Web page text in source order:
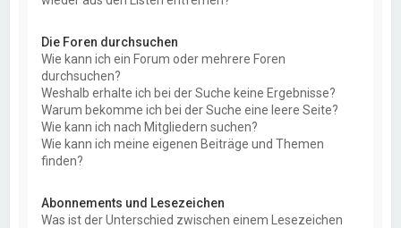
Die Foren durchsuchen
Wie kann ich ein Forum oder mehrere Foren
durchsuchen?
Weshalb erhalte ich bei der Suche keine Ergebnisse?
Warum bekomme ich bei der Suche eine leere Seite?
Wie kann ich nach Mitgliedern suchen?
Wie kann ich meine eigenen Beiträge und Themen
finden?
Abonnements und Lesezeichen
Was ist der Unterschied zwischen einem Lesezeichen